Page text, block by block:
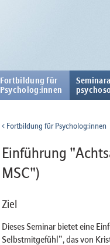
Fortbildung für
Psycholog:innen
Fortbildung für Psycholog:innen
Einführung
MSC")
Ziel
Dieses Seminar bietet eine
Selbstmitgefühl", das von